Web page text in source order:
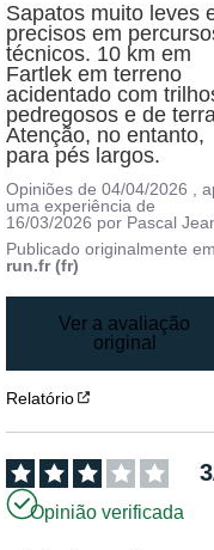
Sapatos muito leves
precisos em
técnicos. 10 km em
Fartlek em terreno
acidentado com
pedregosos e de
Atenção, no entanto,
para pés largos.
Opiniões de04/04/2026 ,
uma experiência de
16/03/2026 por Pascal
Publicado originalmente
run.fr (fr)
Ver a avaliação
original
Relatório
3
Opinião verificada